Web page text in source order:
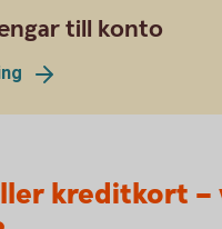
till konto
kreditkort –